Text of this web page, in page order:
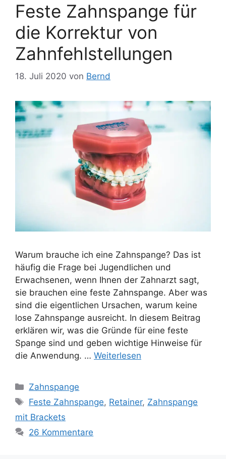
Feste Zahnspange für
die Korrektur von
Zahnfehlstellungen
18. Juli 2020 von Bernd
Warum brauche ich eine Zahnspange? Das ist
häufig die Frage bei Jugendlichen und
Erwachsenen, wenn Ihnen der Zahnarzt sagt,
sie brauchen eine feste Zahnspange. Aber was
sind die eigentlichen Ursachen, warum keine
lose Zahnspange ausreicht. In diesem Beitrag
erklären wir, was die Gründe für eine feste
Spange sind und geben wichtige Hinweise für
die Anwendung. … Weiterlesen
Kategorien
Zahnspange
Schlagwörter
Feste Zahnspange, Retainer, Zahnspange
mit Brackets
26 Kommentare